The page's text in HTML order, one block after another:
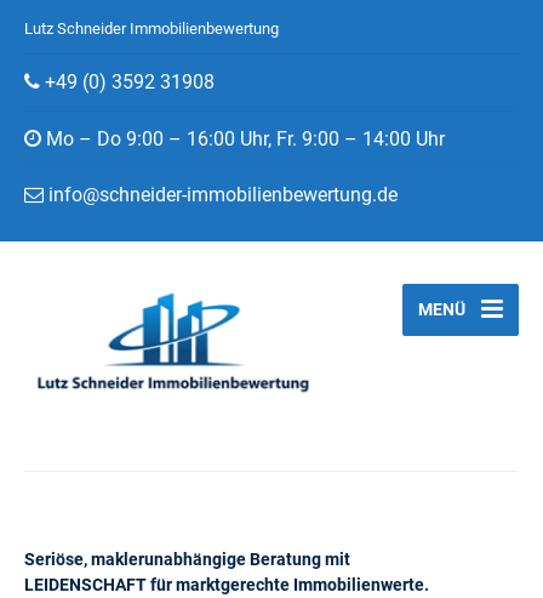
Lutz Schneider Immobilienbewertung
+49 (0) 3592 31908
Mo – Do 9:00 – 16:00 Uhr, Fr. 9:00 – 14:00 Uhr
info@schneider-immobilienbewertung.de
Seriöse, maklerunabhängige Beratung mit
LEIDENSCHAFT für marktgerechte Immobilienwerte.
MENÜ